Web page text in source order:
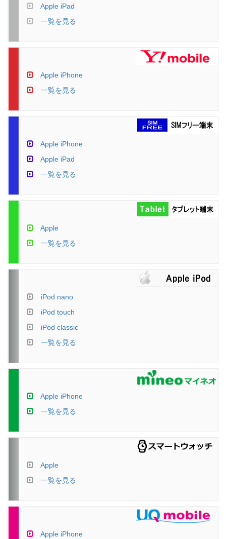
Apple iPad
一覧を見る
Apple iPhone
一覧を見る
Apple iPhone
Apple iPad
一覧を見る
Apple
一覧を見る
iPod nano
iPod touch
iPod classic
一覧を見る
Apple iPhone
一覧を見る
Apple
一覧を見る
Apple iPhone